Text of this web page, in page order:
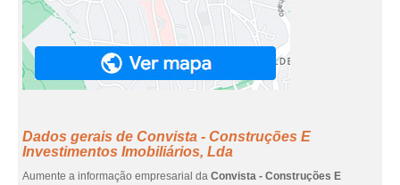
Dados gerais de Convista - Construções E
Investimentos Imobiliários, Lda
Aumente a informação empresarial da Convista - Construções E